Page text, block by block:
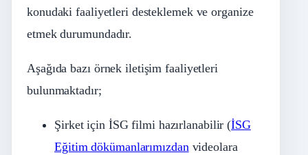
konudaki faaliyetleri desteklemek ve organize
etmek durumundadır.
Aşağıda bazı örnek iletişim faaliyetleri
bulunmaktadır;
Şirket için İSG filmi hazırlanabilir (İSG
Eğitim dökümanlarımızdanvideolara